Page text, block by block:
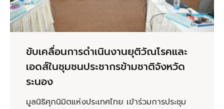
ขับเคลื่อนการดำเนินงานยุติวัณโรคและ
เอดส์ในชุมชนประชากรข้ามชาติจังหวัด
ระนอง
มูลนิธิศุภนิมิตแห่งประเทศไทย เข้าร่วมการประชุม